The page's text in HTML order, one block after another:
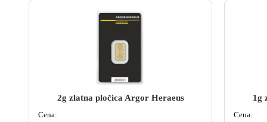
2g zlatna pločica Argor Heraeus
Cena:
1g
Cena: